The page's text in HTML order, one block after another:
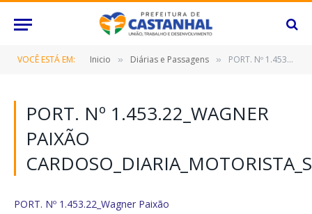
VOCÊ ESTÁ EM: Inicio » Diárias e Passagens » PORT. Nº 1.453.22_Wagner Paixão Cardoso_DIARIA_Motorista_SEMAS
PORT. Nº 1.453.22_WAGNER
PAIXÃO
PORT. Nº 1.453.22_Wagner Paixão